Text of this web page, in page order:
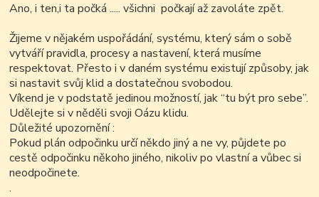
Ano, i ten,i ta počká ..... všichni počkají až zavoláte zpět.
Žijeme v nějakém uspořádání, systému, který sám o sobě
vytváří pravidla, procesy a nastavení, která musíme
respektovat. Přesto i v daném systému existují způsoby, jak
si nastavit svůj klid a dostatečnou svobodou.
Víkend je v podstatě jedinou možností, jak “tu být pro sebe”.
Udělejte si v něděli svoji Oázu klidu.
Důležité upozornění :
Pokud plán odpočinku určí někdo jiný a ne vy, půjdete po
cestě odpočinku někoho jiného, nikoliv po vlastní a vůbec si
neodpočinete.
.